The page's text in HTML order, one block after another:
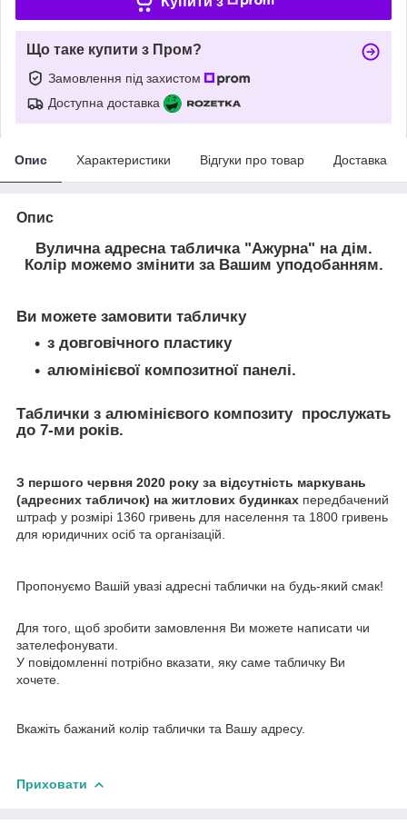
Що таке купити з Пром?
Замовлення під захистом
Доступна доставка
Опис Характеристики Відгуки про товар Доставка
Опис
Вулична адресна табличка "Ажурна" на дім.
Колір можемо змінити за Вашим уподобанням.
Ви можете замовити табличку
з довговічного пластику
алюмінієвої композитної панелі.
Таблички з алюмінієвого композиту прослужать
до 7-ми років.
З першого червня 2020 року за відсутність маркувань
(адресних табличок) на житлових будинках передбачений
штраф у розмірі 1360 гривень для населення та 1800 гривень
для юридичних осіб та організацій.
Пропонуємо Вашій увазі адресні таблички на будь-який смак!
Для того, щоб зробити замовлення Ви можете написати чи
зателефонувати.
У повідомленні потрібно вказати, яку саме табличку Ви
хочете.
Вкажіть бажаний колір таблички та Вашу адресу.
Приховати